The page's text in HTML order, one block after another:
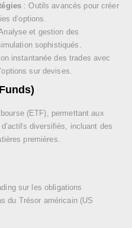
: Outils avancés pour créer
d’options.
et gestion des
sophistiqués.
instantanée des trades avec
sur devises.
(ETF), permettant aux
diversifiés, incluant des
premières.
sur les obligations
du Trésor américain (US